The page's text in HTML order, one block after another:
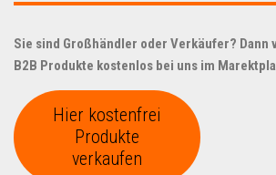
Sie sind Großhändler oder Verkäufer? Dann
B2B Produkte kostenlos bei uns im
Hier kostenfrei
Produkte
verkaufen